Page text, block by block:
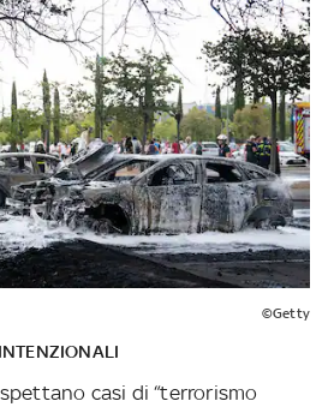
©Getty
casi di “terrorismo